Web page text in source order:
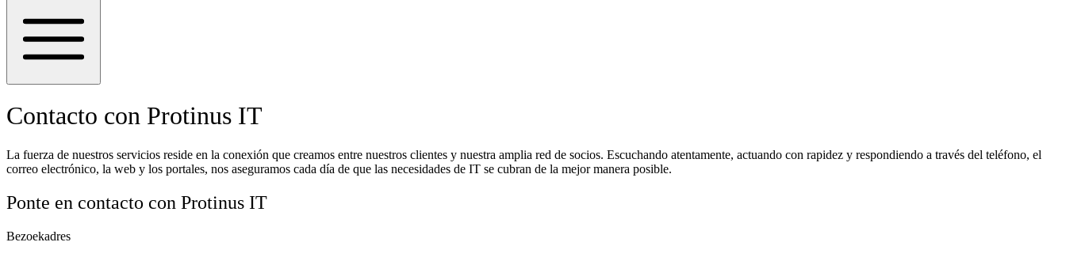
Contacto con Protinus IT
La fuerza de nuestros servicios reside en la conexión que creamos entre nuestros clientes y nuestra amplia red de socios. Escuchando atentamente, actuando con rapidez y respondiendo a través del teléfono, el
correo electrónico, la web y los portales, nos aseguramos cada día de que las necesidades de IT se cubran de la mejor manera posible.
Ponte en contacto con Protinus IT
Bezoekadres